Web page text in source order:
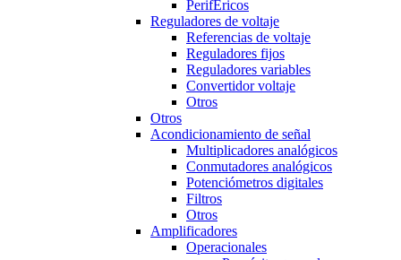
PerifÉricos
Reguladores de voltaje
Referencias de voltaje
Reguladores fijos
Reguladores variables
Convertidor voltaje
Otros
Otros
Acondicionamiento de señal
Multiplicadores analógicos
Conmutadores analógicos
Potenciómetros digitales
Filtros
Otros
Amplificadores
Operacionales